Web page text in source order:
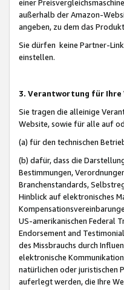
einer
außerhalb der Amazon-
angeben, zu dem das
Sie dürfen keine Partner-
einstellen.
3. Verantwortung für Ihre
Sie tragen die alleinige
Website, sowie für alle auf
(a) für den technischen
(b) dafür, dass die
Bestimmungen,
Branchenstandards,
Hinblick auf elektronisches
US-amerikanischen Federal
Endorsement and
des Missbrauchs durch
elektronische
natürlichen oder juristischen
auferlegt werden, die Ihre